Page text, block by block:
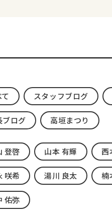
スタッフブログ
ブログ 高垣まつり
登啓 山本 有輝 西
咲希 湯川 良太 楠
佑弥